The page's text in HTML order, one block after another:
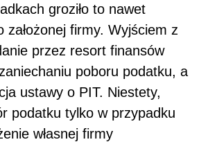
groziło to nawet
założonej firmy. Wyjściem z
przez resort finansów
poboru podatku, a
ustawy o PIT. Niestety,
podatku tylko w przypadku
własnej firmy